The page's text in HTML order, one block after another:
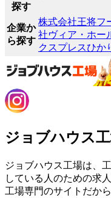
探す
企業か
ら探す
株式会社王将フ
社ヴィア・ホー
クスプレスひか
ジョブハウス
ジョブハウス工場は、
している人のための求
工場専門のサイトだか